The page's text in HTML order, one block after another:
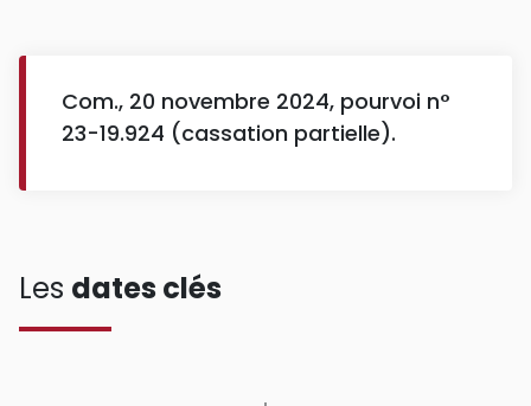
Com., 20 novembre 2024, pourvoi n°
23-19.924 (cassation partielle).
Les dates clés